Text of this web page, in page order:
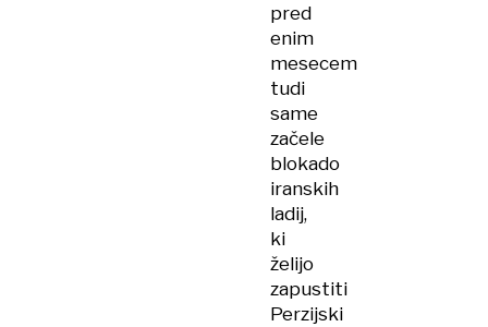
pred
enim
mesecem
tudi
same
začele
blokado
iranskih
ladij,
ki
želijo
zapustiti
Perzijski